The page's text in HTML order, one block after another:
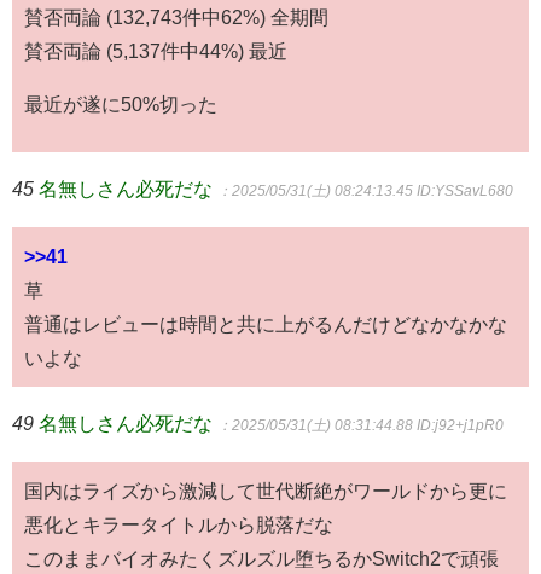
賛否両論 (132,743件中62%) 全期間
賛否両論 (5,137件中44%) 最近
最近が遂に50%切った
45 名無しさん必死だな ：2025/05/31(土) 08:24:13.45 ID:YSSavL680
>>41
草
普通はレビューは時間と共に上がるんだけどなかなかな
いよな
49 名無しさん必死だな ：2025/05/31(土) 08:31:44.88 ID:j92+j1pR0
国内はライズから激減して世代断絶がワールドから更に
悪化とキラータイトルから脱落だな
このままバイオみたくズルズル堕ちるかSwitch2で頑張